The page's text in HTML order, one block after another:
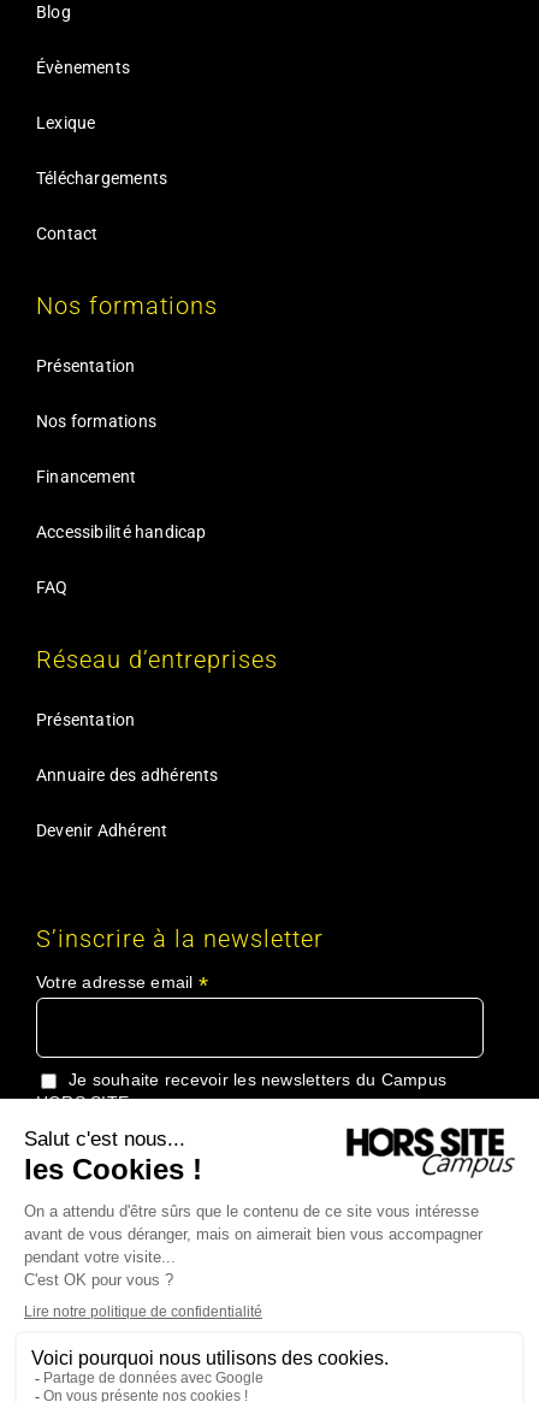
Blog
Évènements
Lexique
Téléchargements
Contact
Nos formations
Présentation
Nos formations
Financement
Accessibilité handicap
FAQ
Réseau d’entreprises
Présentation
Annuaire des adhérents
Devenir Adhérent
S’inscrire à la newsletter
Votre adresse email *
Je souhaite recevoir les newsletters du Campus
HORS SITE
J'accepte de recevoir les informations du Groupe
HORS SITE